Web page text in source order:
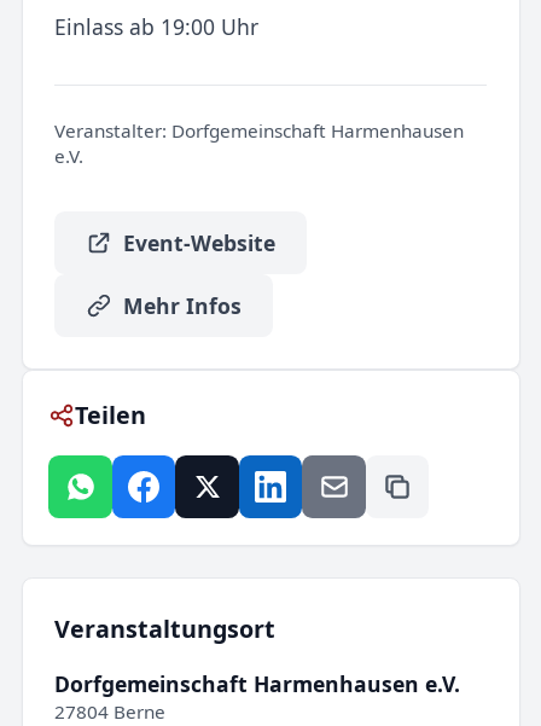
Einlass ab 19:00 Uhr
Veranstalter: Dorfgemeinschaft Harmenhausen
e.V.
Event-Website
Mehr Infos
Teilen
Veranstaltungsort
Dorfgemeinschaft Harmenhausen e.V.
27804 Berne